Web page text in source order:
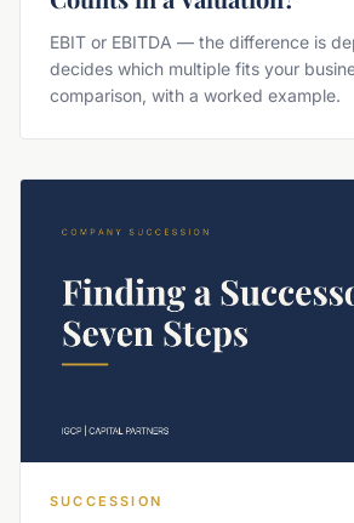
EBIT or EBITDA — the difference is
decides which multiple fits your
comparison, with a worked example.
SUCCESSION